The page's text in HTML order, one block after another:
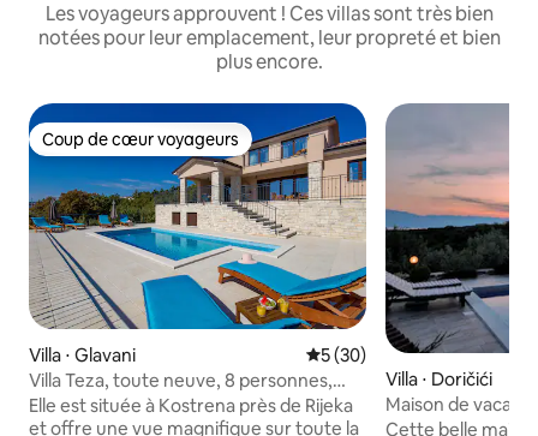
Les voyageurs approuvent ! Ces villas sont très bien
notées pour leur emplacement, leur propreté et bien
plus encore.
Coup de cœur voyageurs
Coup de cœur voyageurs
Villa ⋅ Glavani Évaluation moyenne sur la
5 (30)
Villa Teza, toute neuve, 8 personnes,
piscine, vue sur la mer
Elle est située à Kostrena près de Rijeka
et offre une vue magnifique sur toute la
Villa ⋅ Doričići
Maison de
Tangerine
Cette belle